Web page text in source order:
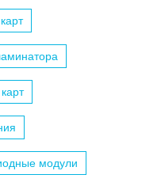
модули